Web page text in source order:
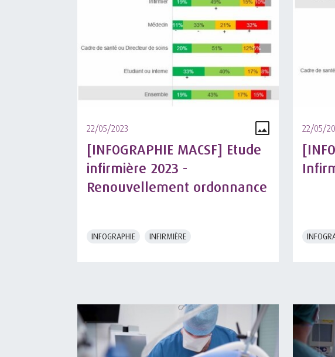
22/05/2023
[INFOGRAPHIE MACSF] Etude
infirmière 2023 -
Renouvellement ordonnance
INFOGRAPHIE INFIRMIÈRE
22/05/